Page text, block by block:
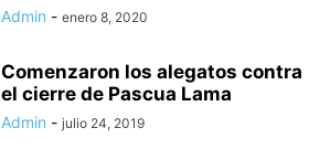
Admin - enero 8, 2020
Comenzaron los alegatos contra
el cierre de Pascua Lama
Admin - julio 24, 2019